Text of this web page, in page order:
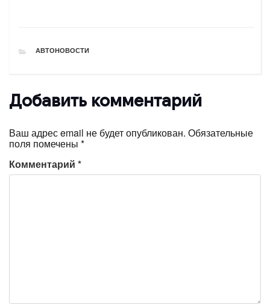
РУБРИКИ
АВТОНОВОСТИ
Добавить комментарий
Ваш адрес email не будет опубликован. Обязательные
поля помечены *
Комментарий *